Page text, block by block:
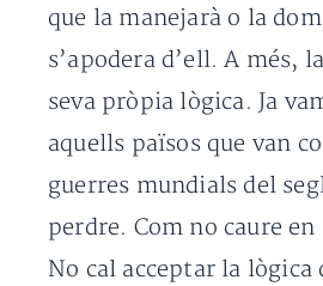
que la manejarà o la
s’apodera d’ell. A més,
seva pròpia lògica. Ja
aquells països que van
guerres mundials del
perdre. Com no caure en
No cal acceptar la lògica